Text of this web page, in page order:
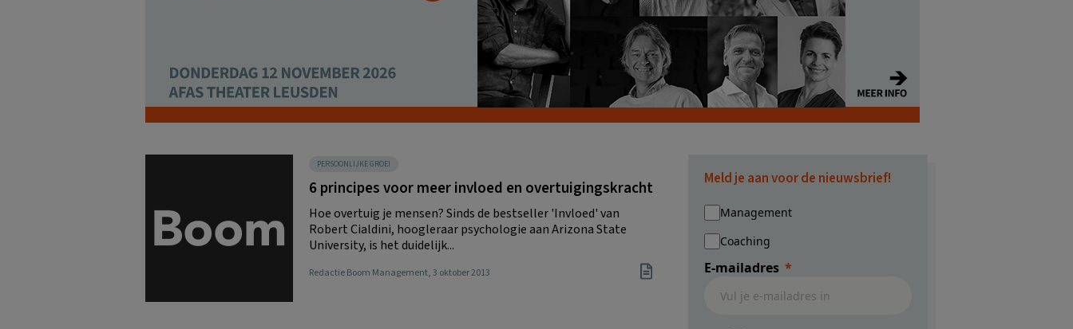
PERSOONLIJKE GROEI
6 principes voor meer invloed en overtuigingskracht
Hoe overtuig je mensen? Sinds de bestseller 'Invloed' van
Robert Cialdini, hoogleraar psychologie aan Arizona State
University, is het duidelijk...
Redactie Boom Management, 3 oktober 2013
Meld je aan voor de nieuwsbrief!
Management
Coaching
E-mailadres